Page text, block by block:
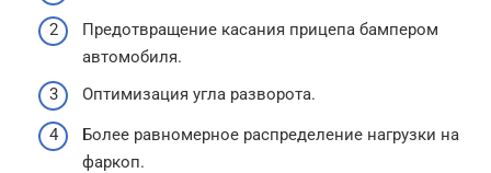
Предотвращение касания прицепа бампером
автомобиля.
Оптимизация угла разворота.
Более равномерное распределение нагрузки на
фаркоп.